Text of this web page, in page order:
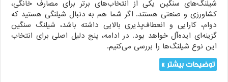
شیلنگ‌های سنگین یکی از انتخاب‌های برتر برای مصارف خانگی،
کشاورزی و صنعتی هستند. اگر شما هم به دنبال شیلنگی هستید که
دوام، کارایی و انعطاف‌پذیری بالایی داشته باشد، شیلنگ سنگین
گزینه‌ای ایده‌آل خواهد بود. در ادامه، پنج دلیل اصلی برای انتخاب
این نوع شیلنگ‌ها را بررسی می‌کنیم.
توضیحات بیشتر »